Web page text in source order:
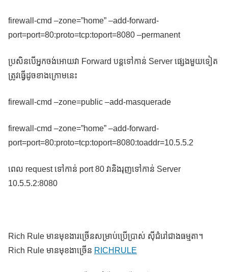
firewall-cmd –zone=”home” –add-forward-
port=port=80:proto=tcp:toport=8080 –permanent
ប្រសិនបើអ្នកចង់អោយវា Forward បន្តទៅកាន់ Server ផ្សេងមួយទៀត
ត្រូវធ្វើដូចខាងក្រោមនេះ
firewall-cmd –zone=public –add-masquerade
firewall-cmd –zone=”home” –add-forward-
port=port=80:proto=tcp:toport=8080:toaddr=10.5.5.2
ពេល request ទៅកាន់ port 80 វានិងរុញទៅកាន់ Server
10.5.5.2:8080
Rich Rule មានមុខងារច្រើនសម្រាប់ប្រើប្រាស់ ស៊ីជំរៅជាងធម្មតា។
Rich Rule មានមុខងាច្រើន RICHRULE